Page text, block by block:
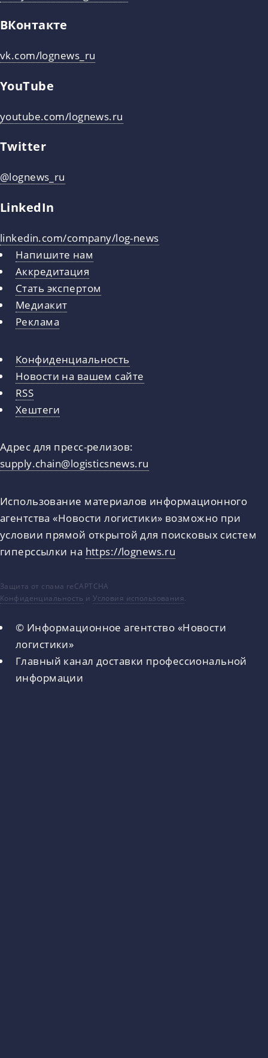
ВКонтакте
vk.com/lognews_ru
YouTube
youtube.com/lognews.ru
Twitter
@lognews_ru
LinkedIn
linkedin.com/company/log-news
Напишите нам
Аккредитация
Стать экспертом
Медиакит
Реклама
Конфиденциальность
Новости на вашем сайте
RSS
Хештеги
Адрес для пресс-релизов:
supply.chain@logisticsnews.ru
Использование материалов информационного
агентства «Новости логистики» возможно при
условии прямой открытой для поисковых систем
гиперссылки на https://lognews.ru
Защита от спама reCAPTCHA
Конфиденциальность иУсловия использования.
© Информационное агентство «Новости
логистики»
Главный канал доставки профессиональной
информации